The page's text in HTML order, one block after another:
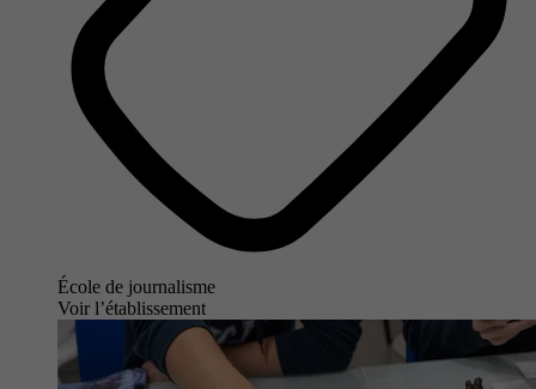
École de journalisme
Voir l’établissement